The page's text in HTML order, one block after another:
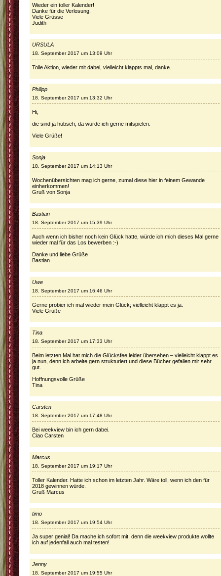
Wieder ein toller Kalender!
Danke für die Verlosung.
Viele Grüsse
Judith
URSULA
18. September 2017 um 13:09 Uhr
Tolle Aktion, wieder mit dabei, vielleicht klappts mal, danke.
Philipp
18. September 2017 um 13:32 Uhr
Hi,
die sind ja hübsch, da würde ich gerne mitspielen.
Viele Grüße!
Sonja
18. September 2017 um 14:13 Uhr
Wochenübersichten mag ich gerne, zumal diese hier in feinem Gewande
einherkommen!
Gruß von Sonja
Bastian
18. September 2017 um 15:39 Uhr
Auch wenn ich bisher noch kein Glück hatte, würde ich mich dieses Mal gerne
wieder mal für das Los bewerben :-)
Danke und liebe Grüße
Bastian
Uwe
18. September 2017 um 16:46 Uhr
Gerne probier ich mal wieder mein Glück; vielleicht klappt es ja.
Viele Grüße
Tina
18. September 2017 um 17:33 Uhr
Beim letzten Mal hat mich die Glücksfee leider übersehen – vielleicht klappt es
ja nun, denn ich arbeite gern strukturiert und diese Bücher gefallen mir sehr
gut.
Hoffnungsvolle Grüße
Tina
Carsten
18. September 2017 um 17:48 Uhr
Bei weekview bin ich gern dabei.
Ciao Carsten
Marcus
18. September 2017 um 19:17 Uhr
Toller Kalender. Hatte ich schon im letzten Jahr. Wäre toll, wenn ich den für
2018 gewinnen würde.
Gruß Marcus
timo
18. September 2017 um 19:54 Uhr
Ja super genial! Da mache ich sofort mit, denn die weekview produkte wollte
ich auf jedenfall auch mal testen!
Jenny
18. September 2017 um 19:55 Uhr